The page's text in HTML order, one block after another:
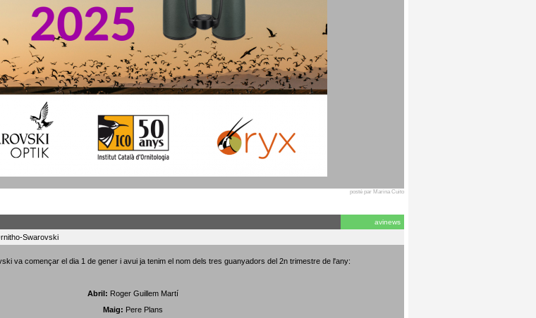
posté par Marina Cuito
avinews
Swarovski
va començar el dia 1 de gener i avui ja tenim el nom dels tres guanyadors del 2n trimestre de l'any:
Abril: Roger Guillem Martí
Maig: Pere Plans